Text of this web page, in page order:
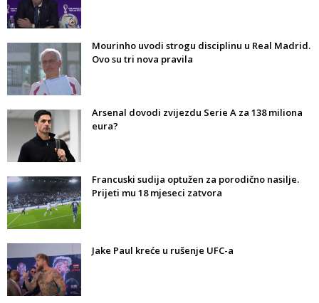
Mourinho uvodi strogu disciplinu u Real Madrid.
Ovo su tri nova pravila
Arsenal dovodi zvijezdu Serie A za 138 miliona
eura?
Francuski sudija optužen za porodično nasilje.
Prijeti mu 18 mjeseci zatvora
Jake Paul kreće u rušenje UFC-a